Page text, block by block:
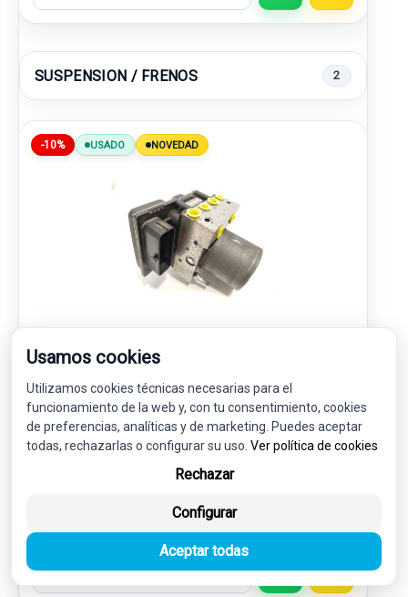
SUSPENSION / FRENOS 2
-10% USADO NOVEDAD
ABS 9666543280 0265951245 0265230737
PEUGEOT 508 I (8D_) 2.2 HDI
75,00 €
67,50 € sin IVA.
OEM: 9666543280
Garantía 1 año Envío 24-48h
Usamos cookies
Utilizamos cookies técnicas necesarias para el
funcionamiento de la web y, con tu consentimiento, cookies
de preferencias, analíticas y de marketing. Puedes aceptar
todas, rechazarlas o configurar su uso. Ver política de cookies
Rechazar
Configurar
Aceptar todas